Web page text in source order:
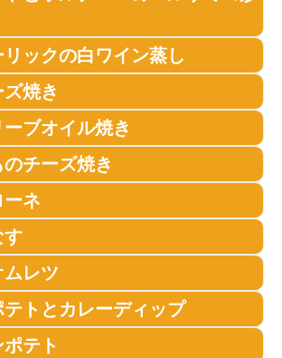
ックの白ワイン蒸し
ズ焼き
ブオイル焼き
チーズ焼き
ーネ
す
レツ
テトとカレーディップ
テト